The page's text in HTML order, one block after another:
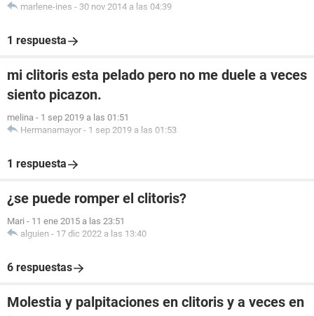
marlene-ines - 30 nov 2014 a las 04:39
1 respuesta
mi clitoris esta pelado pero no me duele a veces
siento picazon.
melina - 1 sep 2019 a las 01:51
Hermanamayor - 1 sep 2019 a las 01:53
1 respuesta
¿se puede romper el clitoris?
Mari - 11 ene 2015 a las 23:51
alguien - 17 dic 2022 a las 13:40
6 respuestas
Molestia y palpitaciones en clitoris y a veces en